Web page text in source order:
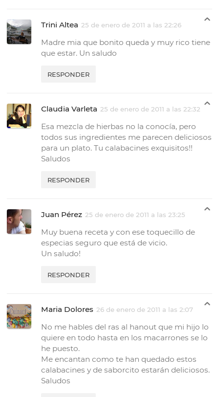
Trini Altea 25 de enero de 2011 a las 22:26
Madre mia que bonito queda y muy rico tiene
que estar. Un saludo
RESPONDER
Claudia Varleta 25 de enero de 2011 a las 22:32
Esa mezcla de hierbas no la conocía, pero
todos sus ingredientes me parecen deliciosos
para un plato. Tu calabacines exquisitos!!
Saludos
RESPONDER
Juan Pérez 25 de enero de 2011 a las 23:25
Muy buena receta y con ese toquecillo de
especias seguro que está de vicio.
Un saludo!
RESPONDER
Maria Dolores 26 de enero de 2011 a las 2:07
No me hables del ras al hanout que mi hijo lo
quiere en todo hasta en los macarrones se lo
he puesto.
Me encantan como te han quedado estos
calabacines y de saborcito estarán deliciosos.
Saludos